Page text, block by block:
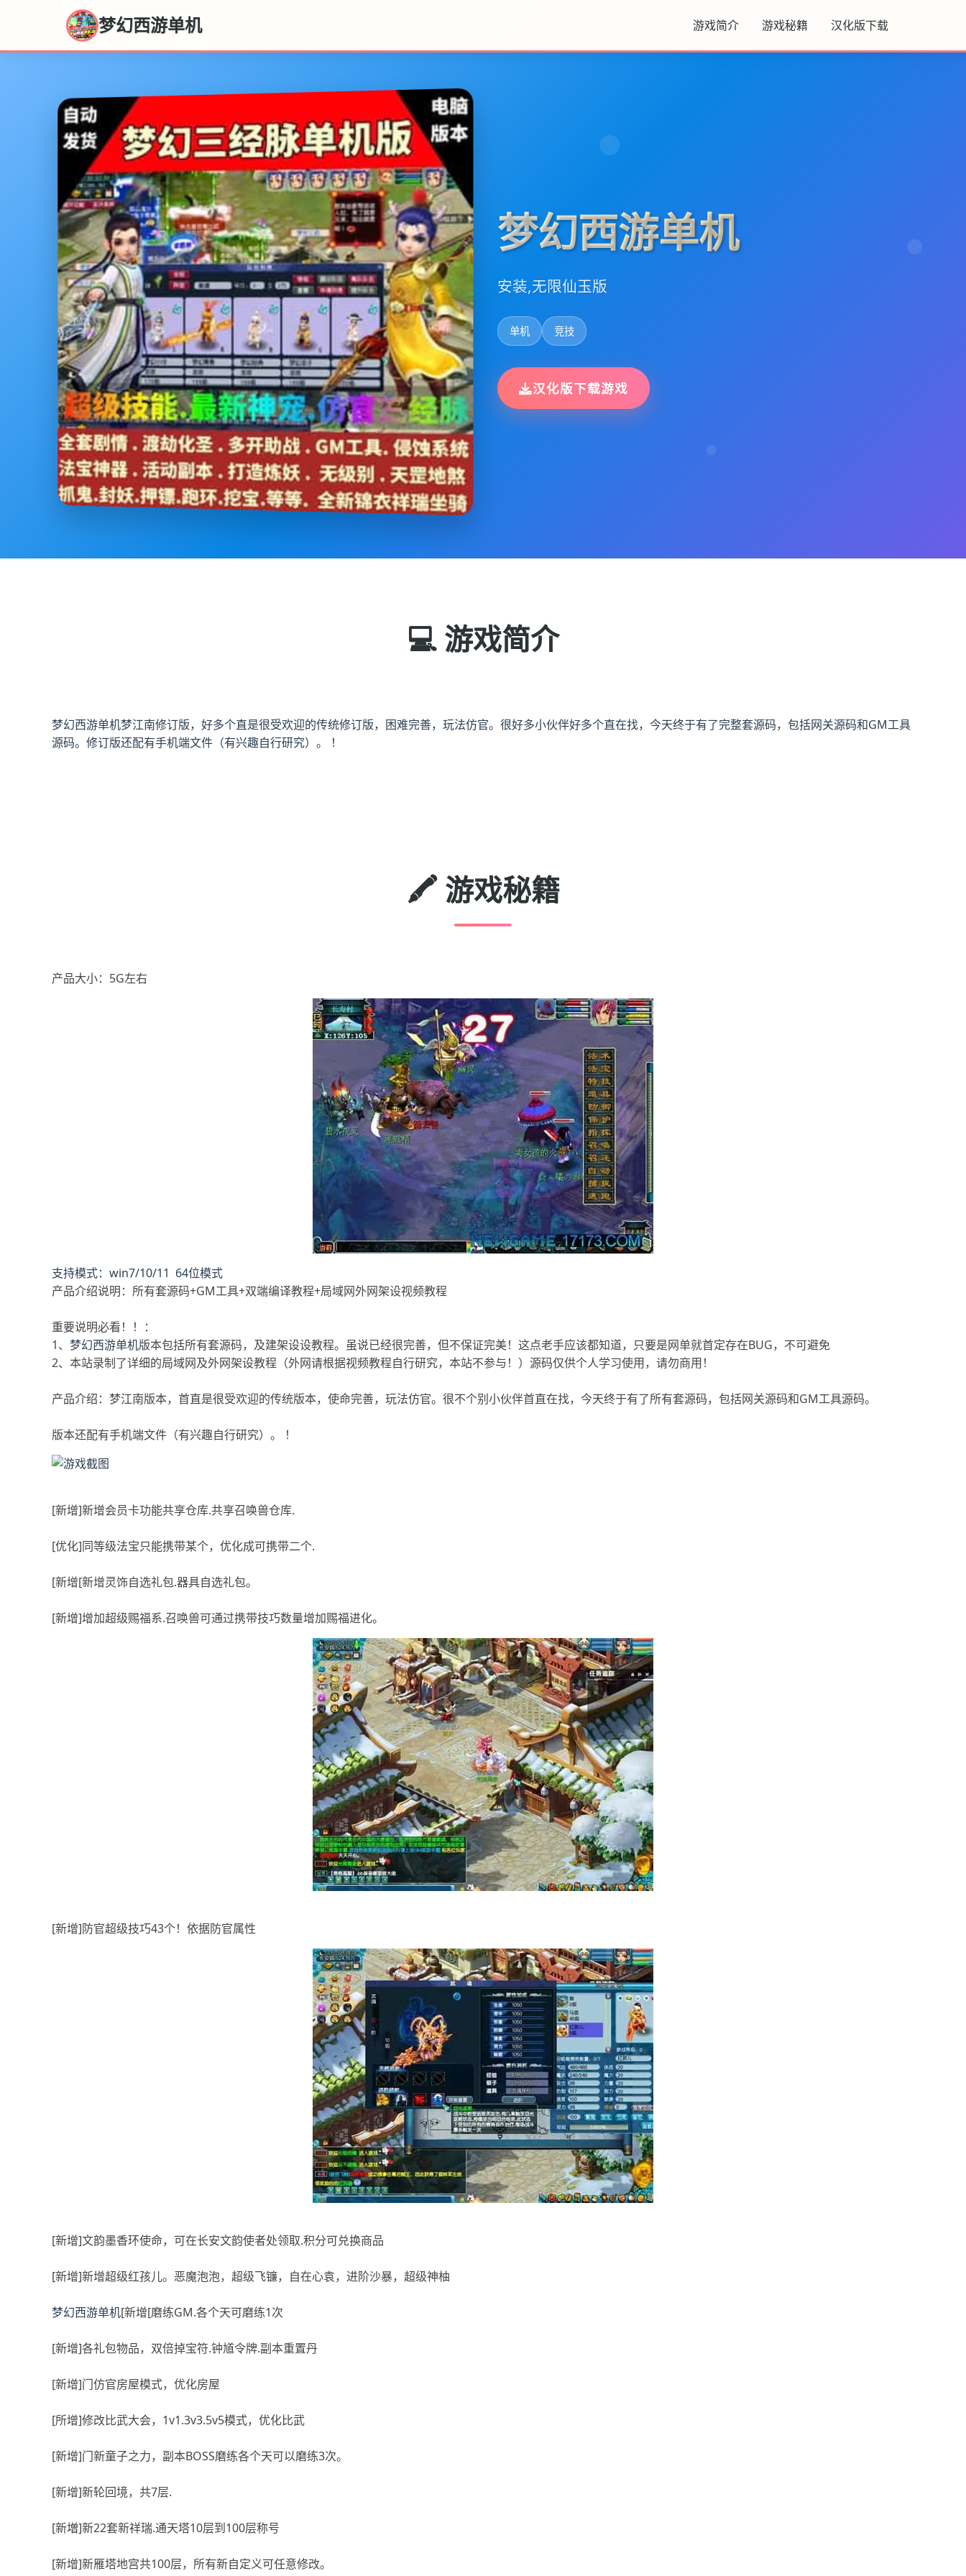
梦幻西游单机 游戏简介 游戏秘籍 汉化版下载
梦幻西游单机
安装,无限仙玉版
单机 竞技
汉化版下载游戏
💻 游戏简介
梦幻西游单机梦江南修订版，好多个直是很受欢迎的传统修订版，困难完善，玩法仿官。很好多小伙伴好多个直在找，今天终于有了完整套源码，包括网关源码和GM工具
源码。修订版还配有手机端文件（有兴趣自行研究）。 ！
🖍️ 游戏秘籍
产品大小：5G左右
支持模式：win7/10/11 64位模式
产品介绍说明：所有套源码+GM工具+双端编译教程+局域网外网架设视频教程
重要说明必看！！：
1、 梦幻西游单机版本包括所有套源码，及建架设设教程。虽说已经很完善，但不保证完美！这点老手应该都知道，只要是网单就首定存在BUG，不可避免
2、本站录制了详细的局域网及外网架设教程（外网请根据视频教程自行研究，本站不参与！）源码仅供个人学习使用，请勿商用！
产品介绍：梦江南版本，首直是很受欢迎的传统版本，使命完善，玩法仿官。很不个别小伙伴首直在找，今天终于有了所有套源码，包括网关源码和GM工具源码。
版本还配有手机端文件（有兴趣自行研究）。 ！
[新增]新增会员卡功能共享仓库.共享召唤兽仓库.
[优化]同等级法宝只能携带某个，优化成可携带二个.
[新增[新增灵饰自选礼包.器具自选礼包。
[新增]增加超级赐福系.召唤兽可通过携带技巧数量增加赐福进化。
[新增]防官超级技巧43个！依据防官属性
[新增]文韵墨香环使命，可在长安文韵使者处领取.积分可兑换商品
[新增]新增超级红孩儿。恶魔泡泡，超级飞镰，自在心袁，进阶沙暴，超级神柚
梦幻西游单机[新增[磨练GM.各个天可磨练1次
[新增]各礼包物品，双倍掉宝符.钟馗令牌.副本重置丹
[新增]门仿官房屋模式，优化房屋
[所增]修改比武大会，1v1.3v3.5v5模式，优化比武
[新增]门新童子之力，副本BOSS磨练各个天可以磨练3次。
[新增]新轮回境，共7层.
[新増]新22套新祥瑞.通天塔10层到100层称号
[新增]新雁塔地宫共100层，所有新自定义可任意修改。